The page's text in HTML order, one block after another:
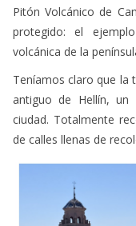
Pitón Volcánico de
protegido: el
volcánica de la
Teníamos claro que la
antiguo de Hellín,
ciudad. Totalmente
de calles llenas de